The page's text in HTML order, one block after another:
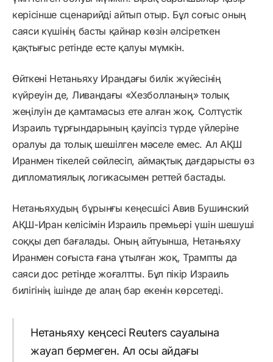
керісінше сценарийді айтып отыр. Бұл соғыс оның
саяси күшінің басты қайнар көзін әлсіреткен
қақтығыс ретінде есте қалуы мүмкін.
Өйткені Нетаньяху Ирандағы билік жүйесінің
күйреуін де, Ливандағы «Хезболланың» толық
жеңілуін де қамтамасыз ете алған жоқ. Солтүстік
Израиль тұрғындарының қауіпсіз түрде үйлеріне
оралуы да толық шешілген мәселе емес. Ал АҚШ
Иранмен тікелей сөйлесіп, аймақтық дағдарысты өз
дипломатиялық логикасымен реттей бастады.
Нетаньяхудың бұрынғы кеңесшісі Авив Бушинский
АҚШ-Иран келісімін Израиль премьері үшін шешуші
соққы деп бағалады. Оның айтуынша, Нетаньяху
Иранмен соғыста ғана ұтылған жоқ, Трампты да
саяси дос ретінде жоғалтты. Бұл пікір Израиль
билігінің ішінде де алаң бар екенін көрсетеді.
Нетаньяху кеңсесі Reuters сауалына
жауап бермеген. Ал осы айдағы